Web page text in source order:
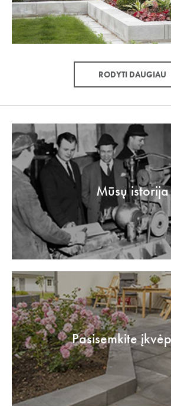
RODYTI DAUGIAU
Mūsų istorija
Pasisemkite